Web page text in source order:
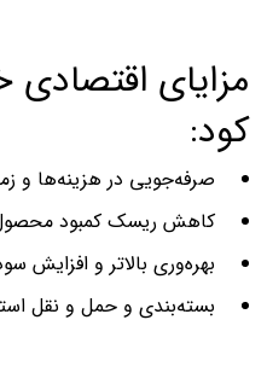
مزایای اقتصادی
کود:
صرفه‌جویی در هزینه‌ها و
کاهش ریسک کمبود
بهره‌وری بالاتر و افزایش
بسته‌بندی و حمل و نقل